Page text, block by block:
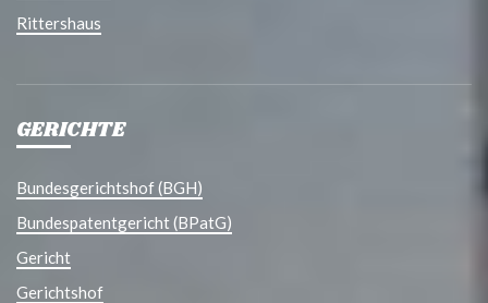
Rittershaus
GERICHTE
Bundesgerichtshof (BGH)
Bundespatentgericht (BPatG)
Gericht
Gerichtshof